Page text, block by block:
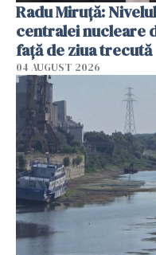
Radu Miruţă:
centralei nucleare
faţă de ziua trecută
04 AUGUST 2026